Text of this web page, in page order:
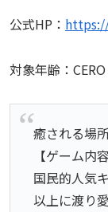
公式HP：
対象年齢：
癒される場
【ゲーム内容
国民的人気
以上に渡り